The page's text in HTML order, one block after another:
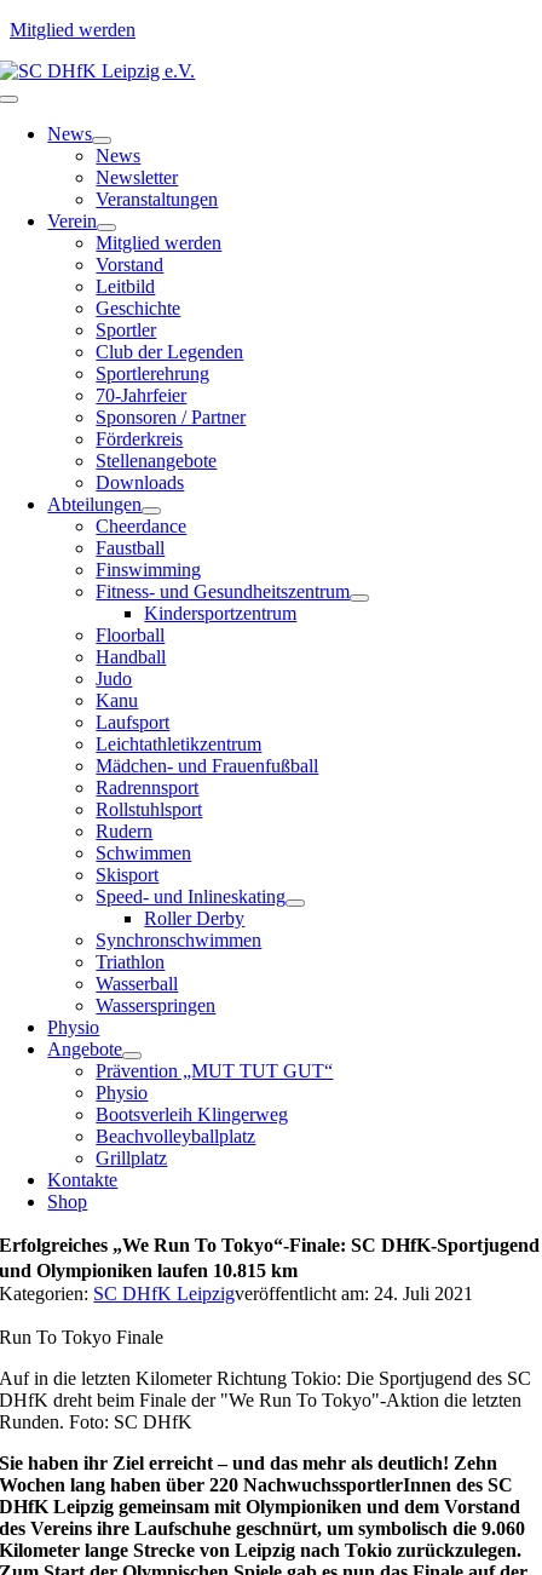
Mitglied werden
Zum
Inhalt
Toggle
NavigationNews
News
Newsletter
Veranstaltungen
Verein
Mitglied werden
Vorstand
Leitbild
Geschichte
Sportler
Club der Legenden
Sportlerehrung
70-Jahrfeier
Sponsoren / Partner
Förderkreis
Stellenangebote
Downloads
Abteilungen
Cheerdance
Faustball
Finswimming
Fitness- und Gesundheitszentrum
Kindersportzentrum
Floorball
Handball
Judo
Kanu
Laufsport
Leichtathletikzentrum
Mädchen- und Frauenfußball
Radrennsport
Rollstuhlsport
Rudern
Schwimmen
Skisport
Speed- und Inlineskating
Roller Derby
Synchronschwimmen
Triathlon
Wasserball
Wasserspringen
Physio
Angebote
Prävention „MUT TUT GUT“
Physio
Bootsverleih Klingerweg
Beachvolleyballplatz
Grillplatz
Kontakte
Shop
Erfolgreiches „We Run To Tokyo“-Finale: SC DHfK-Sportjugend
und Olympioniken laufen 10.815 km
Kategorien: SC DHfK Leipzigveröffentlicht am: 24. Juli 2021
Run To Tokyo Finale
Auf in die letzten Kilometer Richtung Tokio: Die Sportjugend des SC
DHfK dreht beim Finale der "We Run To Tokyo"-Aktion die letzten
Runden. Foto: SC DHfK
Sie haben ihr Ziel erreicht – und das mehr als deutlich! Zehn
Wochen lang haben über 220 NachwuchssportlerInnen des SC
DHfK Leipzig gemeinsam mit Olympioniken und dem Vorstand
des Vereins ihre Laufschuhe geschnürt, um symbolisch die 9.060
Kilometer lange Strecke von Leipzig nach Tokio zurückzulegen.